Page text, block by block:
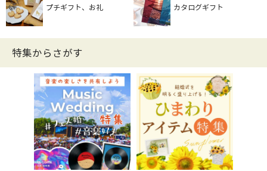
プチギフト、お礼 カタログギフト
特集からさがす